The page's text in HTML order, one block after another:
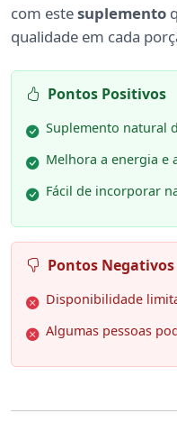
com estesuplemento
qualidade em cada
Pontos Positivos
Suplemento natural
Melhora a energia e
Fácil de incorporar
Pontos Negativos
Disponibilidade
Algumas pessoas